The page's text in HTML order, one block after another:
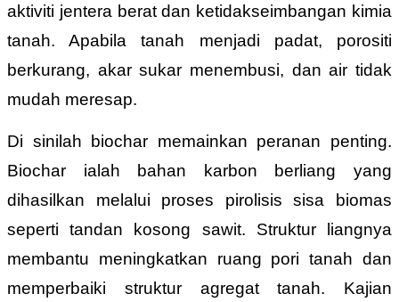
aktiviti jentera berat dan ketidakseimbangan kimia
tanah. Apabila tanah menjadi padat, porositi
berkurang, akar sukar menembusi, dan air tidak
mudah meresap.
Di sinilah biochar memainkan peranan penting.
Biochar ialah bahan karbon berliang yang
dihasilkan melalui proses pirolisis sisa biomas
seperti tandan kosong sawit. Struktur liangnya
membantu meningkatkan ruang pori tanah dan
memperbaiki struktur agregat tanah. Kajian